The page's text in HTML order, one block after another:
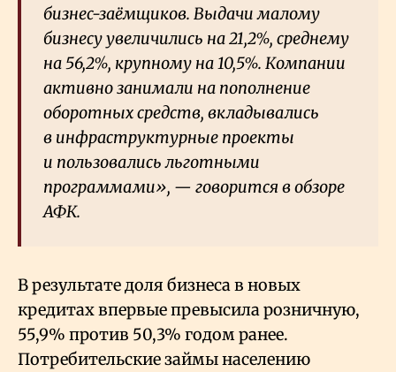
бизнес-заёмщиков. Выдачи малому
бизнесу увеличились на 21,2%, среднему
на 56,2%, крупному на 10,5%. Компании
активно занимали на пополнение
оборотных средств, вкладывались
в инфраструктурные проекты
и пользовались льготными
программами», — говорится в обзоре
АФК.
В результате доля бизнеса в новых
кредитах впервые превысила розничную,
55,9% против 50,3% годом ранее.
Потребительские займы населению